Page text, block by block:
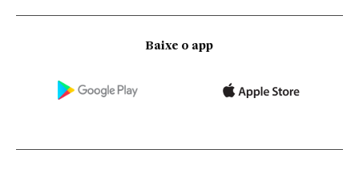
Baixe o app